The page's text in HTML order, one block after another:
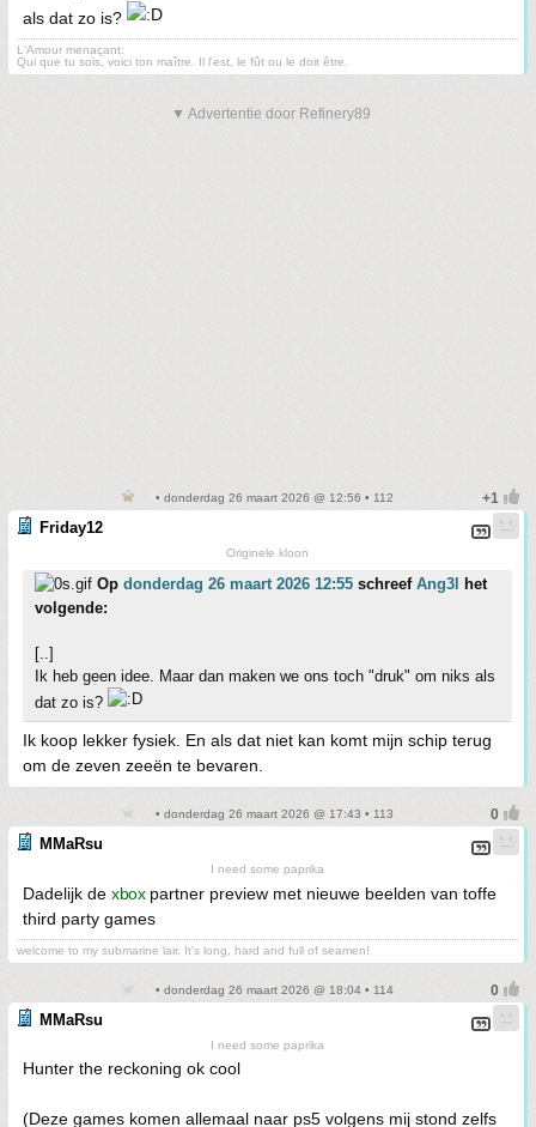
als dat zo is?
L'Amour menaçant:
Qui que tu sois, voici ton maître. Il l'est, le fût ou le doit être.
▼ Advertentie door Refinery89
• donderdag 26 maart 2026 @ 12:56 • 112
Friday12
Originele kloon
Op donderdag 26 maart 2026 12:55 schreef Ang3l het
volgende:
[..]
Ik heb geen idee. Maar dan maken we ons toch "druk" om niks als
dat zo is?
Ik koop lekker fysiek. En als dat niet kan komt mijn schip terug
om de zeven zeeën te bevaren.
• donderdag 26 maart 2026 @ 17:43 • 113
MMaRsu
I need some paprika
Dadelijk de xboxpartner preview met nieuwe beelden van toffe
third party games
welcome to my submarine lair. It's long, hard and full of seamen!
• donderdag 26 maart 2026 @ 18:04 • 114
MMaRsu
I need some paprika
Hunter the reckoning ok cool
(Deze games komen allemaal naar ps5 volgens mij stond zelfs